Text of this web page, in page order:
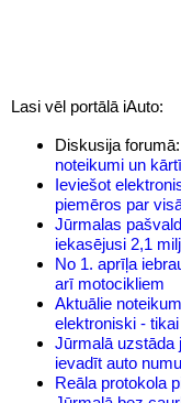
Lasi vēl portālā iAuto:
Diskusija forumā:
noteikumi un
Ieviešot
piemēros par
Jūrmalas
iekasējusi 2,1
No 1. aprīļa
arī motocikliem
Aktuālie
elektroniski -
Jūrmalā uzstāda
ievadīt auto
Reāla protokola